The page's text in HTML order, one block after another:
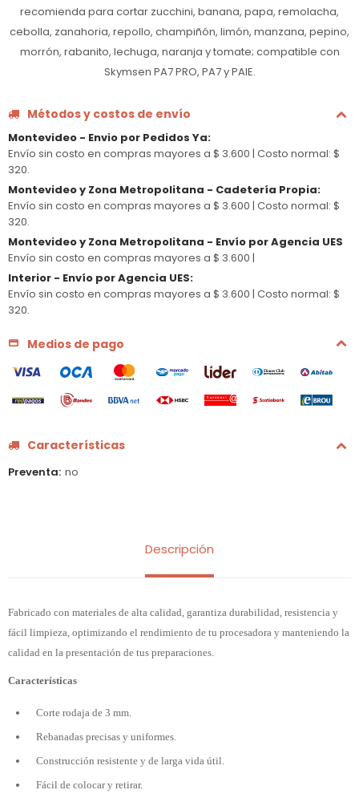
recomienda para cortar zucchini, banana, papa, remolacha,
cebolla, zanahoria, repollo, champiñón, limón, manzana, pepino,
morrón, rabanito, lechuga, naranja y tomate; compatible con
Skymsen PA7 PRO, PA7 y PAIE.
Métodos y costos de envío
Montevideo - Envio por Pedidos Ya:
Envío sin costo en compras mayores a $ 3.600 | Costo normal: $
320.
Montevideo y Zona Metropolitana - Cadetería Propia:
Envío sin costo en compras mayores a $ 3.600 | Costo normal: $
320.
Montevideo y Zona Metropolitana - Envío por Agencia UES
Envío sin costo en compras mayores a $ 3.600 |
Interior - Envío por Agencia UES:
Envío sin costo en compras mayores a $ 3.600 | Costo normal: $
320.
Medios de pago
Características
Preventa no
Descripción
Fabricado con materiales de alta calidad, garantiza durabilidad, resistencia y
fácil limpieza, optimizando el rendimiento de tu procesadora y manteniendo la
calidad en la presentación de tus preparaciones.
Características
Corte rodaja de 3 mm.
Rebanadas precisas y uniformes.
Construcción resistente y de larga vida útil.
Fácil de colocar y retirar.